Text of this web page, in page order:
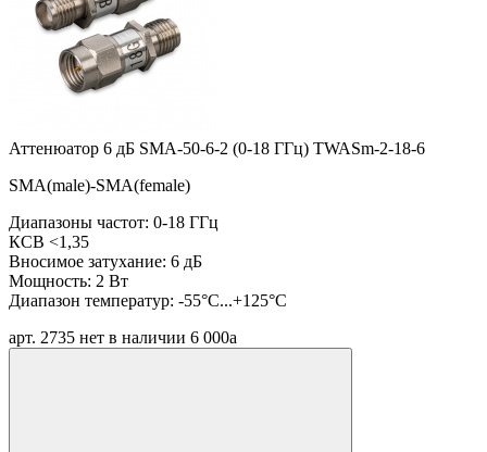
Аттенюатор 6 дБ SMA-50-6-2 (0-18 ГГц) TWASm-2-18-6
SMA(male)-SMA(female)
Диапазоны частот: 0-18 ГГц
КСВ <1,35
Вносимое затухание: 6 дБ
Мощность: 2 Вт
Диапазон температур: -55°C...+125°C
арт. 2735 нет в наличии 6 000a